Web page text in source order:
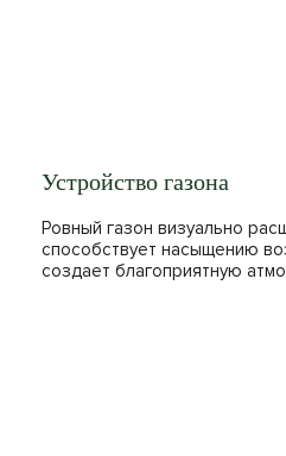
Устройство газона
Ровный газон визуально
способствует насыщению
создает благоприятную